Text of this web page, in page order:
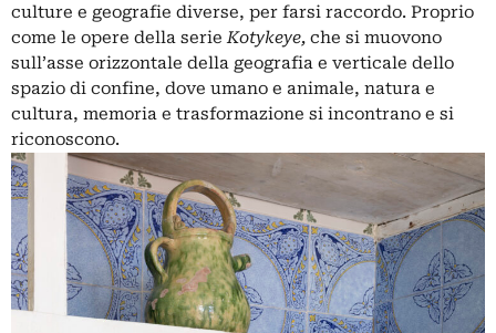
culture e geografie diverse, per farsi raccordo. Proprio
come le opere della serieKotykeye, che si muovono
sull’asse orizzontale della geografia e verticale dello
spazio di confine, dove umano e animale, natura e
cultura, memoria e trasformazione si incontrano e si
riconoscono.